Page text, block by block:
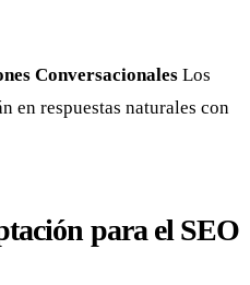
Conversacionales Los
en respuestas naturales con
para el SEO